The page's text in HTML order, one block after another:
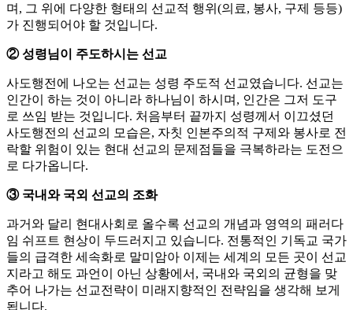
며, 그 위에 다양한 형태의 선교적 행위(의료, 봉사, 구제 등등)
가 진행되어야 할 것입니다.
② 성령님이 주도하시는 선교
사도행전에 나오는 선교는 성령 주도적 선교였습니다. 선교는
인간이 하는 것이 아니라 하나님이 하시며, 인간은 그저 도구
로 쓰임 받는 것입니다. 처음부터 끝까지 성령께서 이끄셨던
사도행전의 선교의 모습은, 자칫 인본주의적 구제와 봉사로 전
락할 위험이 있는 현대 선교의 문제점들을 극복하라는 도전으
로 다가옵니다.
③ 국내와 국외 선교의 조화
과거와 달리 현대사회로 올수록 선교의 개념과 영역의 패러다
임 쉬프트 현상이 두드러지고 있습니다. 전통적인 기독교 국가
들의 급격한 세속화로 말미암아 이제는 세계의 모든 곳이 선교
지라고 해도 과언이 아닌 상황에서, 국내와 국외의 균형을 맞
추어 나가는 선교전략이 미래지향적인 전략임을 생각해 보게
됩니다.